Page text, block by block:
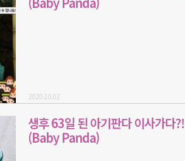
2020.10.02
생후 63일 된 아기판다 이사가다?! | 에버랜드 판다월드
(Baby Panda)